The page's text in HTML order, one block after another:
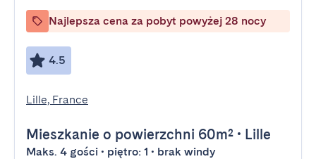
Najlepsza cena za pobyt powyżej 28 nocy
4.5
Lille, France
Mieszkanie o powierzchni 60m² • Lille
Maks. 4 gości • piętro: 1 • brak windy